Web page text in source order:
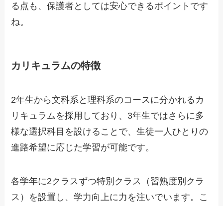
る点も、保護者としては安心できるポイントです
ね。
カリキュラムの特徴
2年生から文科系と理科系のコースに分かれるカ
リキュラムを採用しており、3年生ではさらに多
様な選択科目を設けることで、生徒一人ひとりの
進路希望に応じた学習が可能です。
各学年に2クラスずつ特別クラス（習熟度別クラ
ス）を設置し、学力向上に力を注いでいます。こ